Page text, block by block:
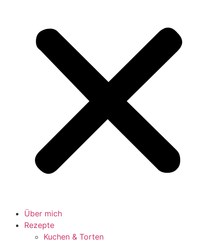
Über mich
Rezepte
Kuchen & Torten